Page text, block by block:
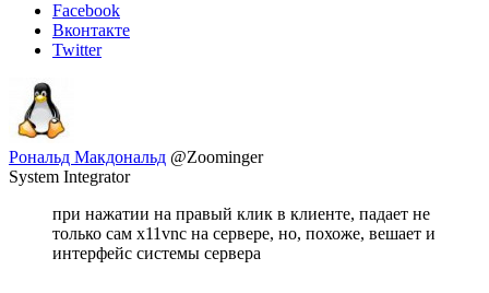
Facebook
Вконтакте
Twitter
Рональд Макдональд @Zoominger
System Integrator
при нажатии на правый клик в клиенте, падает не
только сам x11vnc на сервере, но, похоже, вешает и
интерфейс системы сервера